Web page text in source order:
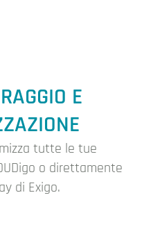
E
tutte le tue
o direttamente
di Exigo.